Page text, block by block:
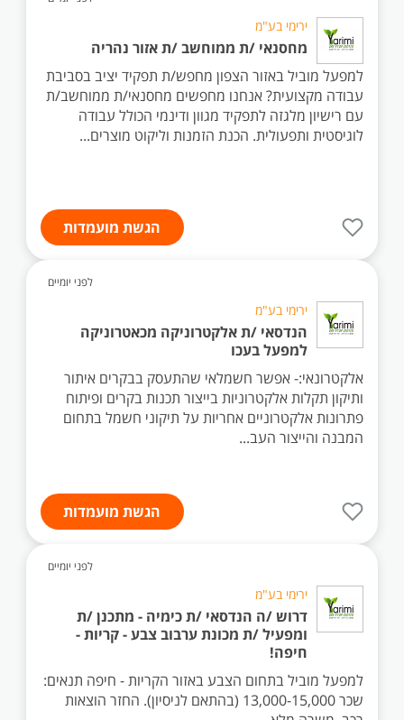
ירימי בע"מ
מחסנאי /ת ממוחשב /ת אזור נהריה
למפעל מוביל באזור הצפון מחפש/ת תפקיד יציב בסביבת
עבודה מקצועית? אנחנו מחפשים מחסנאי/ת ממוחשב/ת
עם רישיון מלגזה לתפקיד מגוון ודינמי הכולל עבודה
לוגיסטית ותפעולית. הכנת הזמנות וליקוט מוצרים...
הגשת מועמדות
לפני יומיים
ירימי בע"מ
הנדסאי /ת אלקטרוניקה מכאטרוניקה
למפעל בעכו
אלקטרונאי:- אפשר חשמלאי שהתעסק בבקרים איתור
ותיקון תקלות אלקטרוניות בייצור תכנות בקרים ופיתוח
פתרונות אלקטרוניים אחריות על תיקוני חשמל בתחום
המבנה והייצור העב...
הגשת מועמדות
לפני יומיים
ירימי בע"מ
דרוש /ה הנדסאי /ת כימיה - מתכנן /ת
ומפעיל /ת מכונת ערבוב צבע - קריות -
חיפה!
למפעל מוביל בתחום הצבע באזור הקריות - חיפה תנאים:
שכר 13,000-15,000 (בהתאם לניסיון). החזר הוצאות